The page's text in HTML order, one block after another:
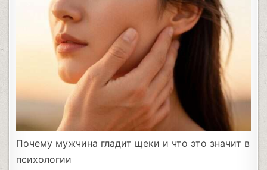
Почему мужчина гладит щеки и что это значит в
психологии